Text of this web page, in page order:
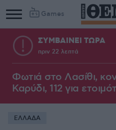
Games
ΣΥΜΒΑΙΝΕΙ ΤΩΡΑ
πριν 22 λεπτά
Φωτιά στο Λασίθι,
Καρύδι, 112 για
ΕΛΛΑΔΑ